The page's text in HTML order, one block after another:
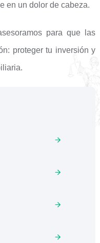
en un dolor de cabeza.
para que las
proteger tu inversión y